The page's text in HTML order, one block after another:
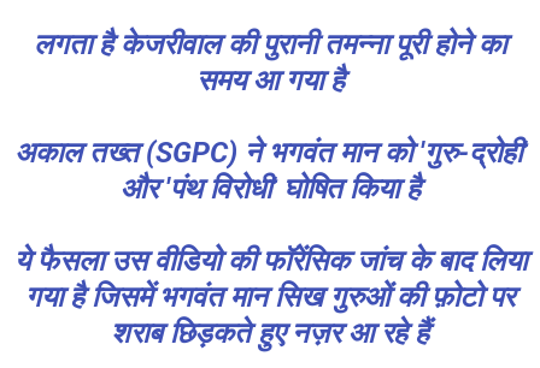
लगता है केजरीवाल की पुरानी तमन्ना पूरी होने का
समय आ गया है
अकाल तख्त (SGPC) ने भगवंत मान को 'गुरु-द्रोही'
और 'पंथ विरोधी' घोषित किया है
ये फैसला उस वीडियो की फॉरेंसिक जांच के बाद लिया
गया है जिसमें भगवंत मान सिख गुरुओं की फ़ोटो पर
शराब छिड़कते हुए नज़र आ रहे हैं